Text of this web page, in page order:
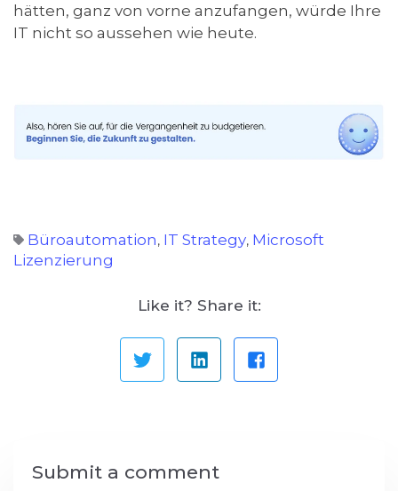
hätten, ganz von vorne anzufangen, würde Ihre
IT nicht so aussehen wie heute.
Büroautomation, IT Strategy, Microsoft
Lizenzierung
Like it? Share it:
Submit a comment